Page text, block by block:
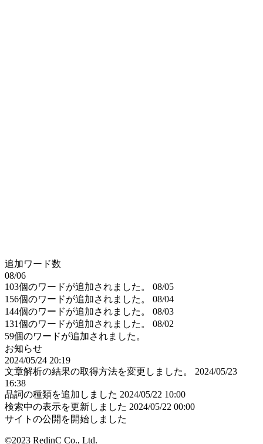
追加ワード数
08/06
103個のワードが追加されました。
08/05
156個のワードが追加されました。
08/04
144個のワードが追加されました。
08/03
131個のワードが追加されました。
08/02
59個のワードが追加されました。
お知らせ
2024/05/24 20:19
文章解析の結果の取得方法を変更しました。
2024/05/23
16:38
品詞の種類を追加しました 2024/05/22 10:00
検索中の表示を更新しました 2024/05/22 00:00
サイトの公開を開始しました
©2023 RedinC Co., Ltd.